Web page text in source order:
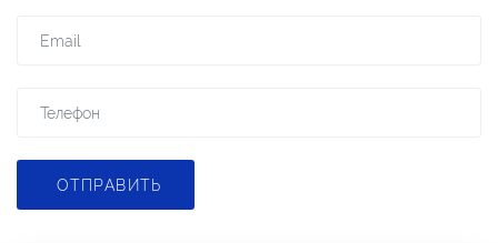
ОТПРАВИТЬ